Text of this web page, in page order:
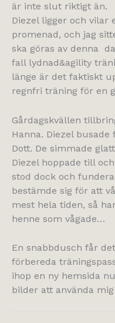
är inte slut riktigt än.
Diezel ligger och vilar
promenad, och jag
ska göras av denna
fall lydnad&agility
länge är det faktiskt
regnfri träning för en
Gårdagskvällen
Hanna. Diezel
Dott. De simmade
Diezel hoppade till
stod dock och
bestämde sig för att
mest hela tiden, så
henne som vågade…
En snabbdusch får
förbereda
ihop en ny hemsida
bilder att använda mig